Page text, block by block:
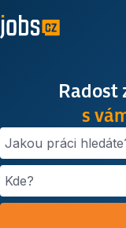
Radost
s
Jakou práci
Kde?